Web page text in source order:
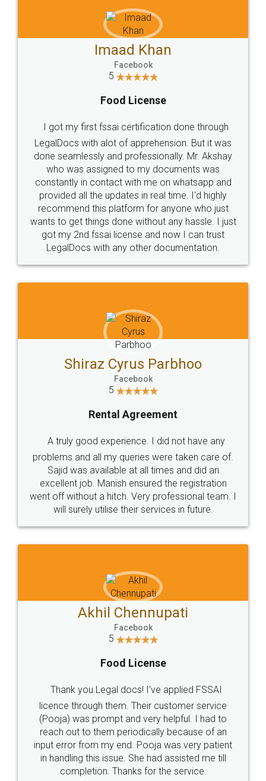
Imaad Khan
Facebook
5
Food License
I got my first fssai certification done through
LegalDocs with alot of apprehension. But it was
done seamlessly and professionally. Mr. Akshay
who was assigned to my documents was
constantly in contact with me on whatsapp and
provided all the updates in real time. I'd highly
recommend this platform for anyone who just
wants to get things done without any hassle. I just
got my 2nd fssai license and now I can trust
LegalDocs with any other documentation.
Shiraz Cyrus Parbhoo
Facebook
5
Rental Agreement
A truly good experience. I did not have any
problems and all my queries were taken care of.
Sajid was available at all times and did an
excellent job. Manish ensured the registration
went off without a hitch. Very professional team. I
will surely utilise their services in future.
Akhil Chennupati
Facebook
5
Food License
Thank you Legal docs! I've applied FSSAI
licence through them. Their customer service
(Pooja) was prompt and very helpful. I had to
reach out to them periodically because of an
input error from my end. Pooja was very patient
in handling this issue. She had assisted me till
completion. Thanks for the service.